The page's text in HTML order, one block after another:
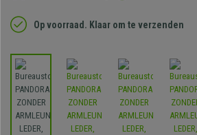
Op voorraad. Klaar om te verzenden